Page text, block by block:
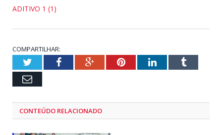
ADITIVO 1 (1)
COMPARTILHAR:
TwitterFacebookGoogle+PinterestLinkedInTumblr
Email
CONTEÚDO RELACIONADO